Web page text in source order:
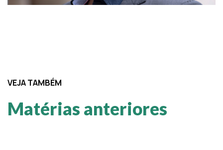
VEJA TAMBÉM
Matérias anteriores